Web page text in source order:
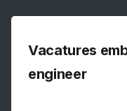
Vacatures
engineer